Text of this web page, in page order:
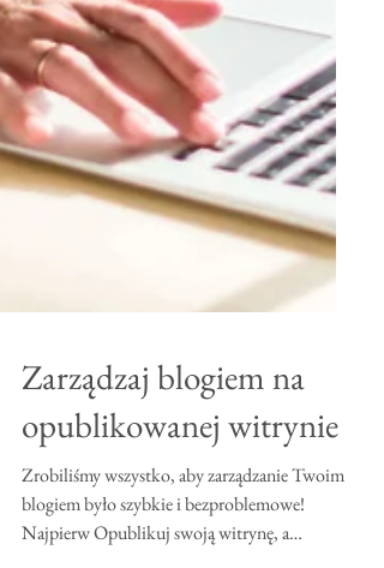
Zarządzaj blogiem na
opublikowanej witrynie
Zrobiliśmy wszystko, aby zarządzanie Twoim